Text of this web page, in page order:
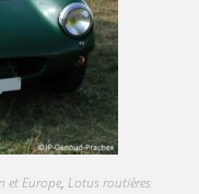
et Europe, Lotus routières